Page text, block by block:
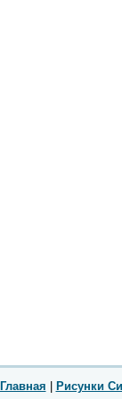
Главная Рисунки